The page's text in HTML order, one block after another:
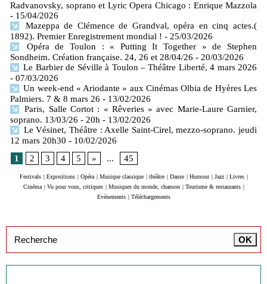
Radvanovsky, soprano et Lyric Opera Chicago : Enrique Mazzola
- 15/04/2026
Mazeppa de Clémence de Grandval, opéra en cinq actes.(
1892). Premier Enregistrement mondial ! - 25/03/2026
Opéra de Toulon : « Putting It Together » de Stephen
Sondheim. Création française. 24, 26 et 28/04/26 - 20/03/2026
Le Barbier de Séville à Toulon – Théâtre Liberté, 4 mars 2026
- 07/03/2026
Un week-end « Ariodante » aux Cinémas Olbia de Hyères Les
Palmiers. 7 & 8 mars 26 - 13/02/2026
Paris, Salle Cortot : « Rêveries » avec Marie-Laure Garnier,
soprano. 13/03/26 - 20h - 13/02/2026
Le Vésinet, Théâtre : Axelle Saint-Cirel, mezzo-soprano. jeudi
12 mars 20h30 - 10/02/2026
1
2 3 4 5 » ... 45
Festivals Expositions Opéra Musique classique théâtre Danse Humour Jazz Livres
Cinéma
Vu pour vous, critiques Musiques du monde, chanson Tourisme & restaurants
Evénements
Téléchargements